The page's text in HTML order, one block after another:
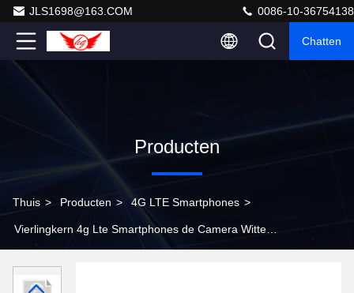
JLS1698@163.COM 0086-10-36754138
Chatten
Producten
Thuis > Producten > 4G LTE Smartphones >
Vierlingkern 4g Lte Smartphones de Camera Witte